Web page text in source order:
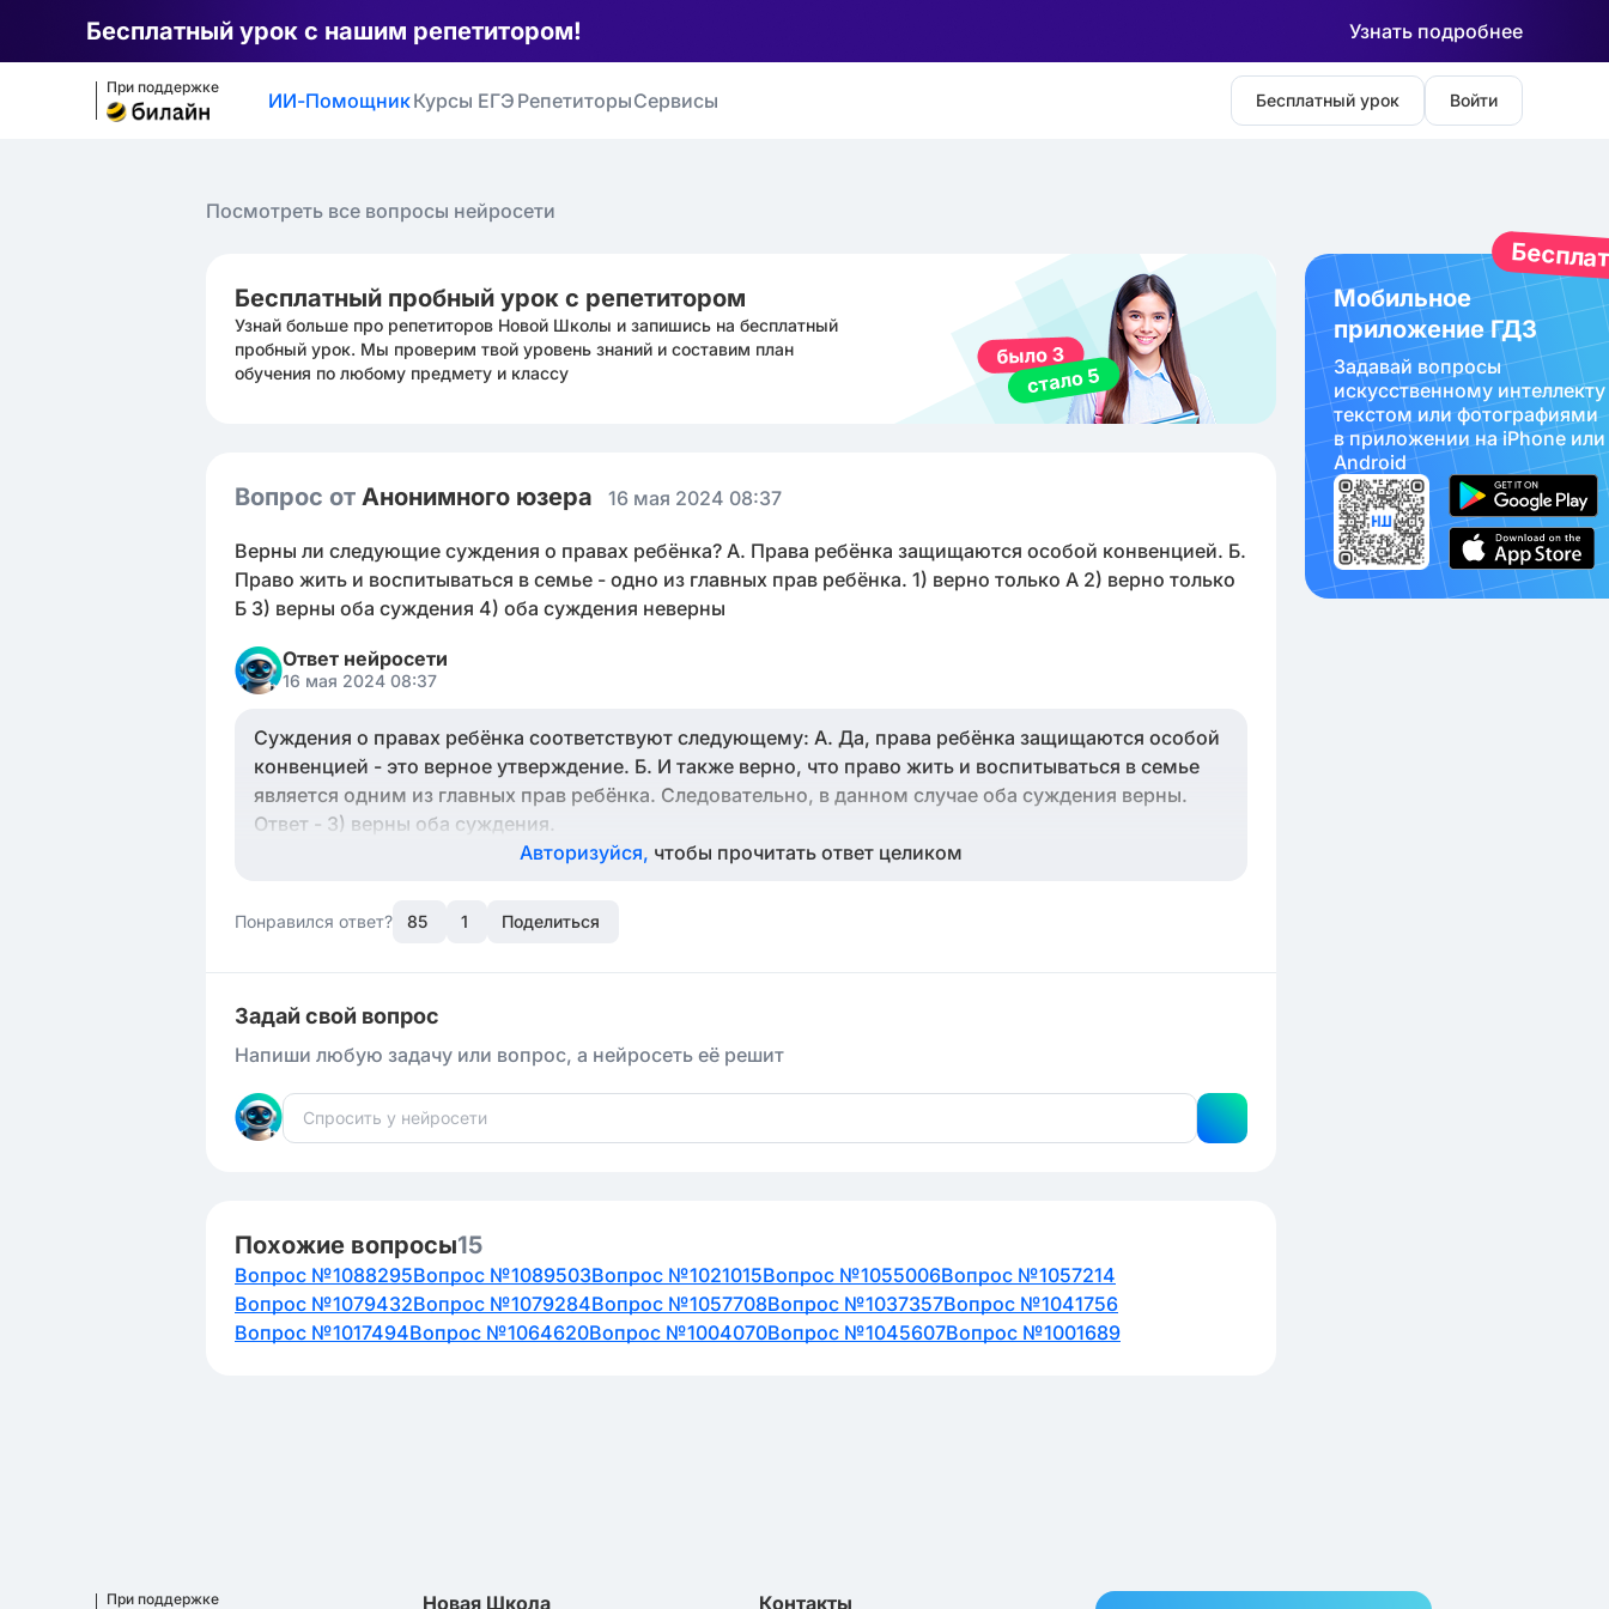
Бесплатный урок с нашим репетитором! Узнать подробнее
При поддержке
ИИ-ПомощникКурсы ЕГЭ РепетиторыСервисы Бесплатный урок Войти
Посмотреть все вопросы нейросети
Бесплатный пробный урок с репетитором
Узнай больше про репетиторов Новой Школы и запишись на бесплатный
пробный урок. Мы проверим твой уровень знаний и составим план
обучения по любому предмету и классу
Вопрос от Анонимного юзера 16 мая 2024 08:37
Верны ли следующие суждения о правах ребёнка? А. Права ребёнка защищаются особой конвенцией. Б.
Право жить и воспитываться в семье - одно из главных прав ребёнка. 1) верно только А 2) верно только
Б 3) верны оба суждения 4) оба суждения неверны
Ответ нейросети
16 мая 2024 08:37
Суждения о правах ребёнка соответствуют следующему: А. Да, права ребёнка защищаются особой
конвенцией - это верное утверждение. Б. И также верно, что право жить и воспитываться в семье
является одним из главных прав ребёнка. Следовательно, в данном случае оба суждения верны.
Ответ - 3) верны оба суждения.
Авторизуйся, чтобы прочитать ответ целиком
Понравился ответ? 85 1 Поделиться
Задай свой вопрос
Напиши любую задачу или вопрос, а нейросеть её решит
Похожие вопросы15
Вопрос №1088295Вопрос №1089503Вопрос №1021015Вопрос №1055006Вопрос №1057214
Вопрос №1079432Вопрос №1079284Вопрос №1057708Вопрос №1037357Вопрос №1041756
Вопрос №1017494Вопрос №1064620Вопрос №1004070Вопрос №1045607Вопрос №1001689
Мобильное
приложение ГДЗ
Задавай вопросы
искуcственному интеллекту
текстом или фотографиями
в приложении на iPhone или
Android
При поддержке Новая Школа Контакты